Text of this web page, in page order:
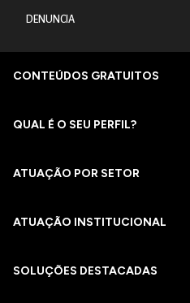
DENUNCIA
CONTEÚDOS GRATUITOS
QUAL É O SEU PERFIL?
ATUAÇÃO POR SETOR
ATUAÇÃO INSTITUCIONAL
SOLUÇÕES DESTACADAS